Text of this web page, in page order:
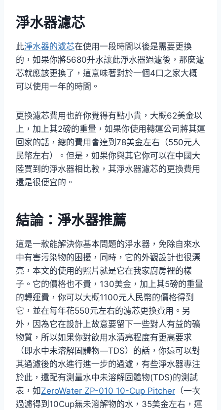
淨水器濾芯
此淨水器的濾芯在使用一段時間以後是需要更換
的，如果你將5680升水讓此淨水器過濾後，那麼濾
芯就應該更換了，這意味著對於一個4口之家大概
可以使用一年的時間。
更換濾芯費用也許你覺得有點小貴，大概62美金以
上，加上其2磅的重量，如果你使用轉運公司將其運
回家的話，總的費用會達到78美金左右（550元人
民幣左右）。但是，如果你與其它你可以在中國大
陸買到的淨水器相比較，其淨水器濾芯的更換費用
還是很便宜的。
結論：淨水器推薦
這是一款能解決你基本問題的淨水器，免除自來水
中有害污染物的困擾，同時，它的外觀設計也很漂
亮，本文的使用的照片就是它在我家廚房裡的樣
子。它的價格也不貴，130美金，加上其5磅的重量
的轉運費，你可以大概1100元人民幣的價格得到
它，並在每年花550元左右的濾芯更換費用。另
外，因為它在設計上故意要留下一些對人有益的礦
物質，所以如果你對飲用水清亮程度有更高要求
（即水中未溶解固體物—TDS）的話，你還可以對
其過濾後的水進行進一步的過濾，有些淨水器專注
於此，還配有測量水中未溶解固體物(TDS)的測試
表，如 ZeroWater ZP-010 10-Cup Pitcher （一次
過濾得到10Cup無未溶解物的水，35美金左右，運